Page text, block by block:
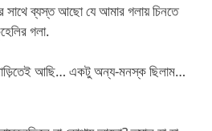
ব্যস্ত আছো যে আমার গলায় চিনতে
গলা.
আছি… একটু অন্য-মনস্ক ছিলাম…